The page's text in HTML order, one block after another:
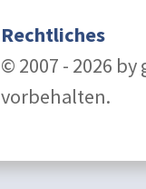
Rechtliches
© 2007 - 2026
vorbehalten.